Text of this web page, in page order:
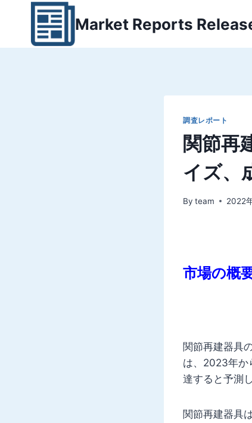
Market Reports
調査レポート
関節再
イズ、
By team 2022
市場の概
関節再建器具
は、2023年か
達すると予測
関節再建器具